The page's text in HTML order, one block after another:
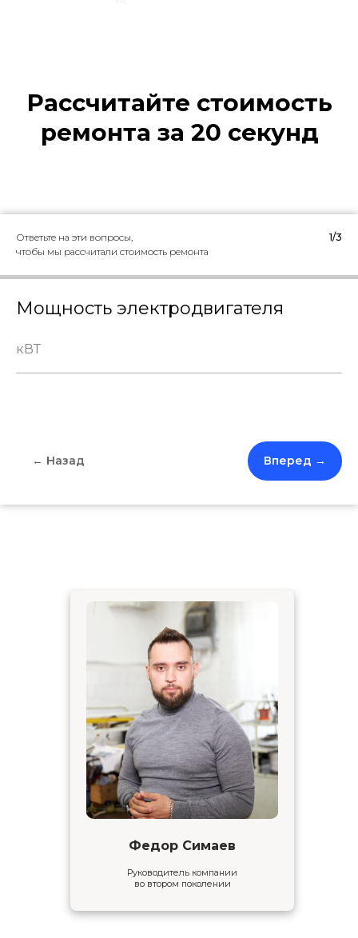
Ответьте на эти вопросы,
чтобы мы рассчитали стоимость ремонта
1/3
Мощность электродвигателя
← Назад Вперед →
Федор Симаев
Руководитель компании
во втором поколении
Скачайте полный
+7
согласиена обработку моих
персональных данных
Получить расчет